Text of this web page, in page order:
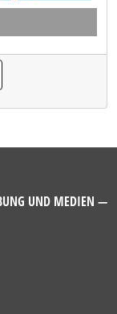
UND MEDIEN —